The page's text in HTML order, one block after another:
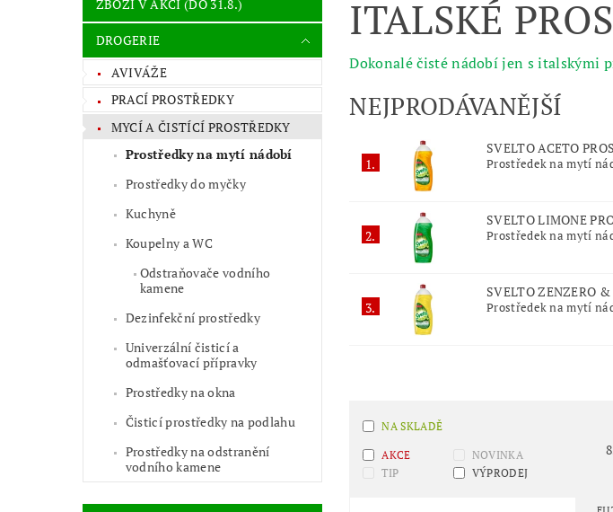
ZBOŽÍ V AKCI (DO 31.8.)
DROGERIE
AVIVÁŽE
PRACÍ PROSTŘEDKY
MYCÍ A ČISTÍCÍ PROSTŘEDKY
Prostředky na mytí nádobí
Prostředky do myčky
Kuchyně
Koupelny a WC
Odstraňovače vodního
kamene
Dezinfekční prostředky
Univerzální čisticí a
odmašťovací přípravky
Prostředky na okna
Čisticí prostředky na podlahu
Prostředky na odstranění
vodního kamene
ITALSKÉ
Dokonalé čisté nádobí jen s italskými
NEJPRODÁVANĚJŠÍ
1.
SVELTO ACETO
Prostředek na mytí
2.
SVELTO LIMONE
Prostředek na mytí
3.
SVELTO ZENZERO
Prostředek na mytí
NA SKLADĚ
AKCE
NOVINKA
TIP
VÝPRODEJ